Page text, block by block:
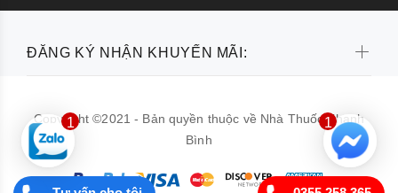
ĐĂNG KÝ NHẬN KHUYẾN MÃI:
Copyright ©2021 - Bản quyền thuộc về Nhà Thuốc Thanh
Bình
1
1